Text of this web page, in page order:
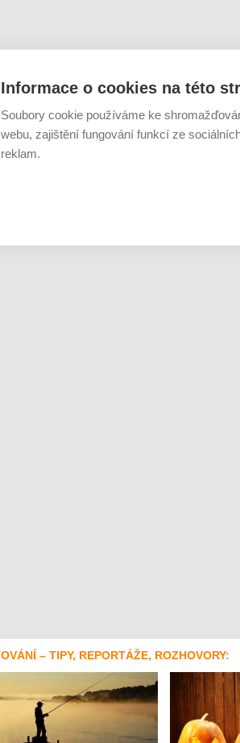
– TIPY, REPORTÁŽE, ROZHOVORY:
Informace o cookies na této
Soubory cookie používáme ke
webu, zajištění fungování funkcí ze
reklam.